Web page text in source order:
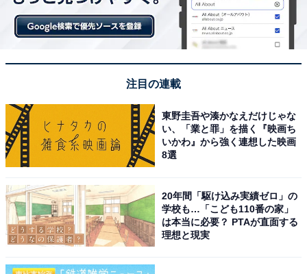
て、アパレルなどのプロデュースも行っています。
回答者からは、「独特な感性を持っているから」（岡山
から」（静岡県・30代男性）などの声が聞かれました。
※回答者のコメントは原文ママです
この記事の筆者：柿崎 真英 プロフィール
2019年よりフリーランスライター・エディターとして活
動。月刊誌やニュースサイト編集者としてのバックグラ
ウンドを持つ。現在はローカルメディアでの活動を中心
に、エンタメ・トレンド記事なども執筆。
注目の連載
東野圭吾や湊かなえだけじゃな
い、「業と罪」を描く『映画ち
いかわ』から強く連想した映画
8選
20年間「駆け込み実績ゼロ」の
学校も…「こども110番の家」
は本当に必要？ PTAが直面する
理想と現実